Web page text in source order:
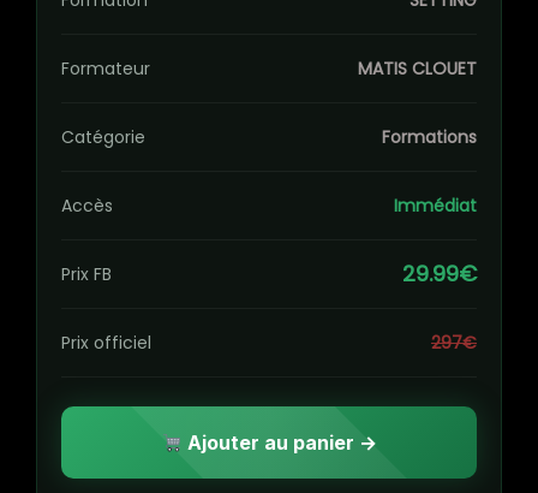
Formateur MATIS CLOUET
Catégorie Formations
Accès Immédiat
Prix FB 29.99€
Prix officiel 297€
Ajouter au panier →